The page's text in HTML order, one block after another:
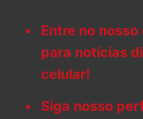
Entre no
para notícias
celular!
Siga nosso